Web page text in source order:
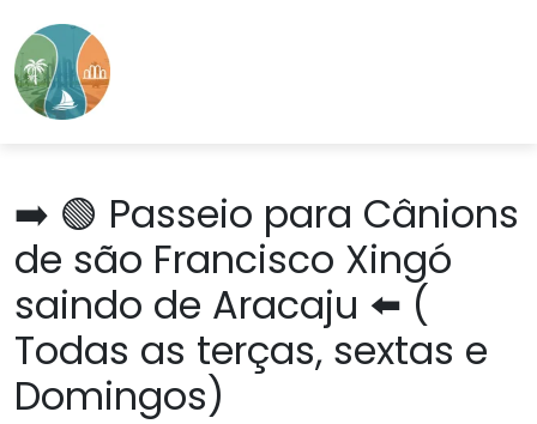
➡️ 🟢 Passeio para Cânions
de são Francisco Xingó
saindo de Aracaju ⬅️ (
Todas as terças, sextas e
Domingos)